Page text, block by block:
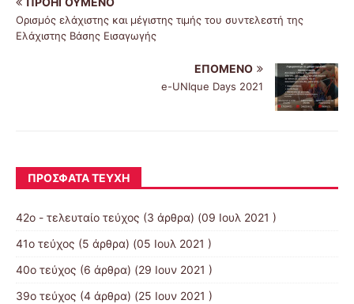
Ορισμός ελάχιστης και μέγιστης τιμής του συντελεστή της
Ελάχιστης Βάσης Εισαγωγής
ΕΠΌΜΕΝΟ
e-UNIque Days 2021
ΠΡΌΣΦΑΤΑ ΤΕΎΧΗ
42ο - τελευταίο τεύχος (3 άρθρα) (09 Ιουλ 2021 )
41ο τεύχος (5 άρθρα) (05 Ιουλ 2021 )
40ο τεύχος (6 άρθρα) (29 Ιουν 2021 )
39ο τεύχος (4 άρθρα) (25 Ιουν 2021 )